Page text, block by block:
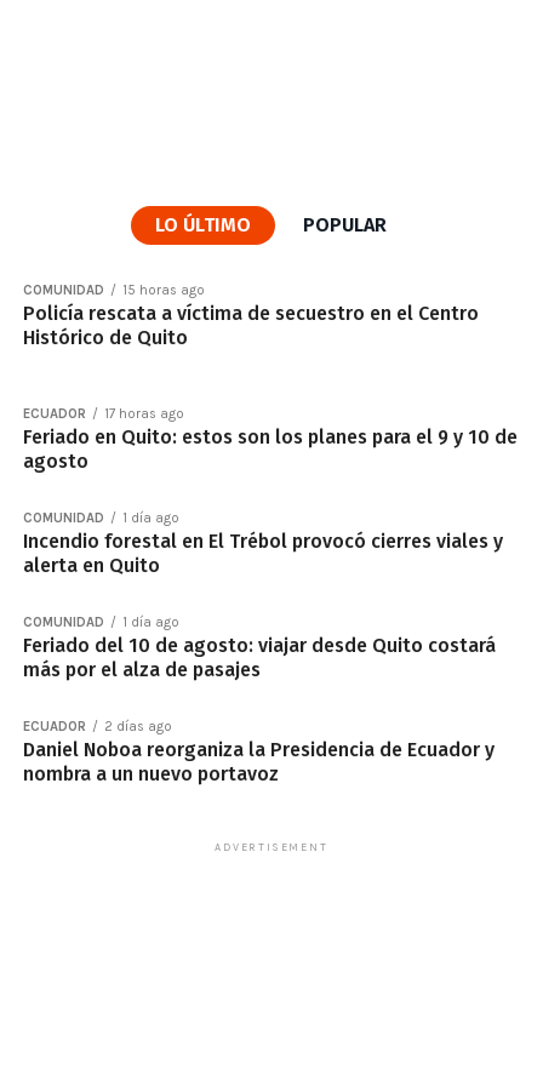
LO ÚLTIMO POPULAR
COMUNIDAD 15 horas ago
Policía rescata a víctima de secuestro en el Centro
Histórico de Quito
ECUADOR 17 horas ago
Feriado en Quito: estos son los planes para el 9 y 10 de
agosto
COMUNIDAD 1 día ago
Incendio forestal en El Trébol provocó cierres viales y
alerta en Quito
COMUNIDAD 1 día ago
Feriado del 10 de agosto: viajar desde Quito costará
más por el alza de pasajes
ECUADOR 2 días ago
Daniel Noboa reorganiza la Presidencia de Ecuador y
nombra a un nuevo portavoz
ADVERTISEMENT